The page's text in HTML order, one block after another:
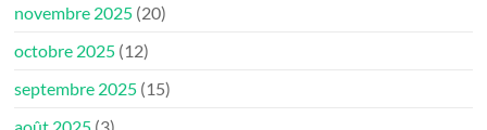
novembre 2025 (20)
octobre 2025 (12)
septembre 2025 (15)